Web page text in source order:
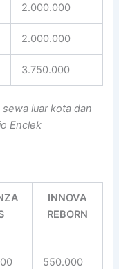
2.000.000
2.000.000
3.750.000
luar kota dan
Enclek
INNOVA
REBORN
550.000